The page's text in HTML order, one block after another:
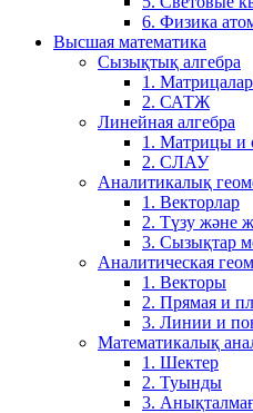
6. Физика
Высшая математика
Сызықтық алгебра
1.
2. САТЖ
Линейная алгебра
1. Матрицы и
2. СЛАУ
Аналитикалық
1. Векторлар
2. Түзу және
3. Сызықтар
Аналитическая
1. Векторы
2. Прямая и
3. Линии и
Математикалық
1. Шектер
2. Туынды
3.